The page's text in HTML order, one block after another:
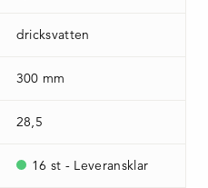
dricksvatten
300 mm
28,5
16 st - Leveransklar